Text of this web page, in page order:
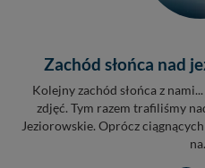
Zachód słońca nad
Kolejny zachód słońca z
zdjęć. Tym razem trafiliśmy
Jeziorowskie. Oprócz